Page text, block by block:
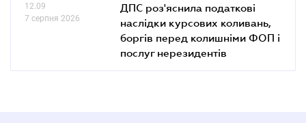
12.09
7 серпня 2026
ДПС роз'яснила податкові
наслідки курсових коливань,
боргів перед колишніми ФОП і
послуг нерезидентів